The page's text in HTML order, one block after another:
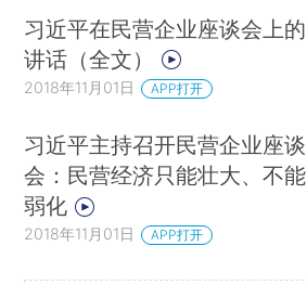
习近平在民营企业座谈会上的
讲话（全文）
2018年11月01日 APP打开
习近平主持召开民营企业座谈
会：民营经济只能壮大、不能
弱化
2018年11月01日 APP打开